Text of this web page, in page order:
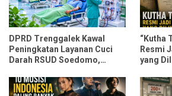
DPRD Trenggalek Kawal
Peningkatan Layanan Cuci
Darah RSUD Soedomo,
Pasien Sekali Pelayanan
“Kutha
Resmi
yang